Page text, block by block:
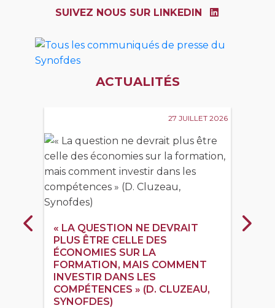
SUIVEZ NOUS SUR LINKEDIN
ACTUALITÉS
27 JUILLET 2026
« LA QUESTION NE DEVRAIT
PLUS ÊTRE CELLE DES
ÉCONOMIES SUR LA
FORMATION, MAIS COMMENT
INVESTIR DANS LES
COMPÉTENCES » (D. CLUZEAU,
SYNOFDES)
Précédent